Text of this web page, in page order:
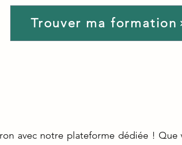
Trouver ma formation
avec notre plateforme dédiée ! Que